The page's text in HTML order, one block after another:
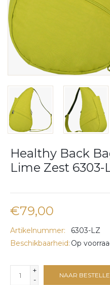
Healthy Back
Lime Zest 6303-
€79,00
Artikelnummer:
6303-LZ
Beschikbaarheid: Op
+
-
NAAR